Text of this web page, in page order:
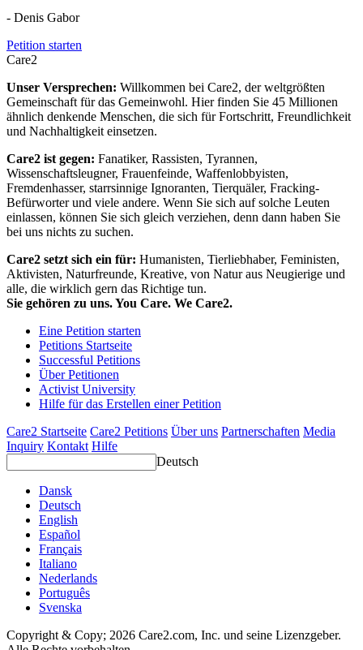
- Denis Gabor
Petition starten
Care2
Unser Versprechen: Willkommen bei Care2, der weltgrößten
Gemeinschaft für das Gemeinwohl. Hier finden Sie 45 Millionen
ähnlich denkende Menschen, die sich für Fortschritt, Freundlichkeit
und Nachhaltigkeit einsetzen.
Care2 ist gegen: Fanatiker, Rassisten, Tyrannen,
Wissenschaftsleugner, Frauenfeinde, Waffenlobbyisten,
Fremdenhasser, starrsinnige Ignoranten, Tierquäler, Fracking-
Befürworter und viele andere. Wenn Sie sich auf solche Leuten
einlassen, können Sie sich gleich verziehen, denn dann haben Sie
bei uns nichts zu suchen.
Care2 setzt sich ein für: Humanisten, Tierliebhaber, Feministen,
Aktivisten, Naturfreunde, Kreative, von Natur aus Neugierige und
alle, die wirklich gern das Richtige tun.
Sie gehören zu uns. You Care. We Care2.
Eine Petition starten
Petitions Startseite
Successful Petitions
Über Petitionen
Activist University
Hilfe für das Erstellen einer Petition
Care2 Startseite Care2 Petitions Über uns Partnerschaften Media
Inquiry Kontakt Hilfe
Deutsch
Dansk
Deutsch
English
Español
Français
Italiano
Nederlands
Português
Svenska
Copyright & Copy; 2026 Care2.com, Inc. und seine Lizenzgeber.